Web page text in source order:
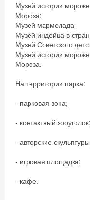
Музей истории
Мороза;
Музей мармелада;
Музей индейца в
Музей Советского
Музей истории
Мороза.
На территории парка:
- парковая зона;
- контактный зооуголок;
- авторские
- игровая площадка;
- кафе.